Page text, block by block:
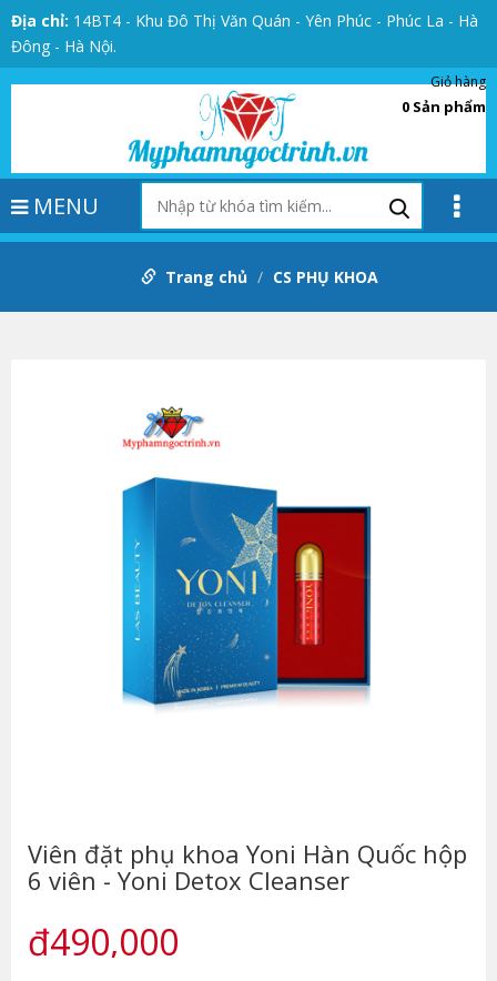
Địa chỉ: 14BT4 - Khu Đô Thị Văn Quán - Yên Phúc - Phúc La - Hà
Đông - Hà Nội.
MENU
Giỏ hàng
0 Sản phẩm
Trang chủ CS PHỤ KHOA
Viên đặt phụ khoa Yoni Hàn Quốc hộp
6 viên - Yoni Detox Cleanser
₫490,000